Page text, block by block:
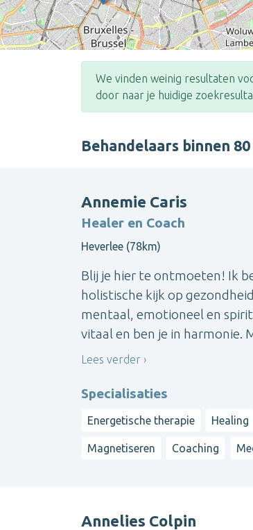
We vinden weinig resultaten
door naar je huidige
Behandelaars binnen
Annemie Caris
Healer en Coach
Heverlee (78km)
Blij je hier te ontmoeten! Ik
holistische kijk op
mentaal, emotioneel en
vitaal en ben je in harmonie.
Lees verder
Specialisaties
Energetische therapie Healing
Magnetiseren Coaching
Annelies Colpin